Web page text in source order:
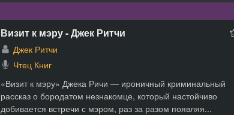
Визит к мэру - Джек Ритчи
Джек Ритчи
Чтец Книг
«Визит к мэру» Джека Ричи — ироничный криминальный
рассказ о бородатом незнакомце, который настойчиво
добивается встречи с мэром, раз за разом появляя...